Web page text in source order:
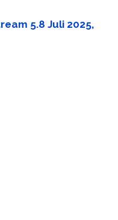
5.8 Juli 2025,